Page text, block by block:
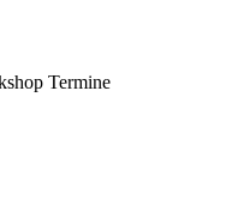
Termine